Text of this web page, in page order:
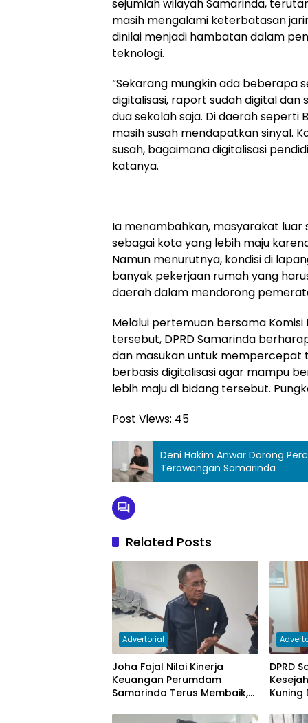
sejumlah wilayah Samarinda,
masih mengalami keterbatasan
dinilai menjadi hambatan dalam
teknologi.
“Sekarang mungkin ada beberapa
digitalisasi, raport sudah digital dan
dua sekolah saja. Di daerah seperti
masih susah mendapatkan sinyal.
susah, bagaimana digitalisasi
katanya.
Ia menambahkan, masyarakat
sebagai kota yang lebih maju
Namun menurutnya, kondisi di
banyak pekerjaan rumah yang
daerah dalam mendorong
Melalui pertemuan bersama Komisi
tersebut, DPRD Samarinda
dan masukan untuk mempercepat
berbasis digitalisasi agar mampu
lebih maju di bidang tersebut.
Post Views: 45
Deni Hakim Anwar Dorong
Terowongan Samarinda
Related Posts
Advertorial
Joha Fajal Nilai Kinerja
Keuangan Perumdam
Samarinda Terus Membaik,
Subsidi Berkurang
DPRD
Kuning